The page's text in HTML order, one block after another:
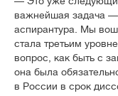
важнейшая задача —
аспирантура. Мы
стала третьим
вопрос, как быть с
она была
в России в срок